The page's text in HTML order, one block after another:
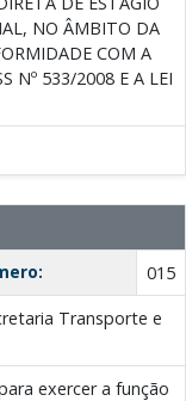
NO ÂMBITO DA
COM A
Nº 533/2008 E A LEI
015
Transporte e
exercer a função